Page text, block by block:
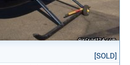
[SOLD]